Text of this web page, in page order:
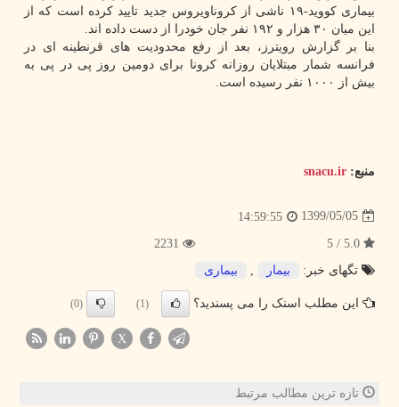
بیماری کووید-۱۹ ناشی از کروناویروس جدید تایید کرده است که از
این میان ۳۰ هزار و ۱۹۲ نفر جان خودرا از دست داده اند.
بنا بر گزارش رویترز، بعد از رفع محدودیت های قرنطینه ای در
فرانسه شمار مبتلایان روزانه کرونا برای دومین روز پی در پی به
بیش از ۱۰۰۰ نفر رسیده است.
منبع: snacu.ir
1399/05/05
14:59:55
تگهای خبر:
بیمار , بیماری
این مطلب اسنک را می پسندید؟ (1)
(0)
X
تازه ترین مطالب مرتبط